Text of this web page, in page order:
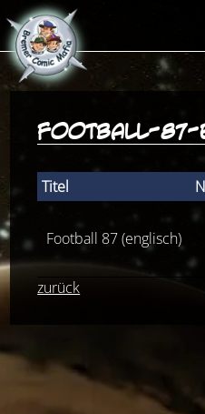
football-87-
Titel
Football 87 (englisch)
zurück